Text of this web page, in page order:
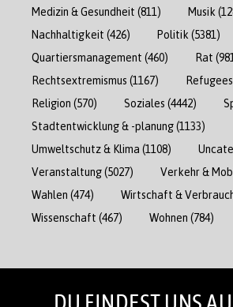
Medizin & Gesundheit (811) Musik
Nachhaltigkeit (426) Politik (5381)
Quartiersmanagement (460) Rat
Rechtsextremismus (1167)
Religion (570) Soziales (4442)
Stadtentwicklung & -planung(1133)
Umweltschutz & Klima (1108)
Veranstaltung(5027) Verkehr &
Wahlen (474) Wirtschaft &
Wissenschaft (467) Wohnen (784)